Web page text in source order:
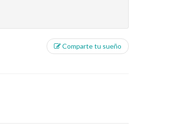
Comparte tu sueño